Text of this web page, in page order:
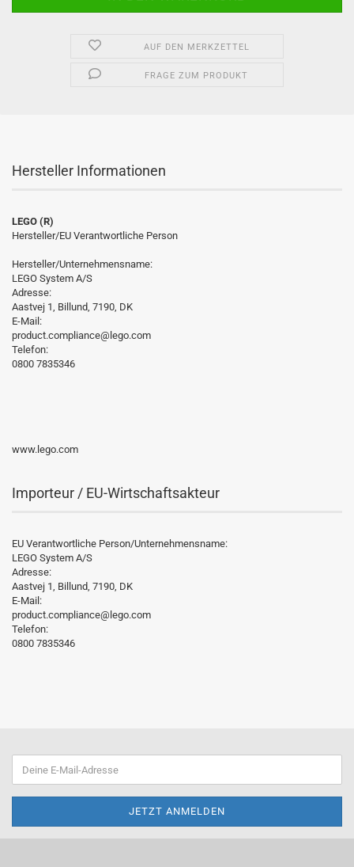
AUF DEN MERKZETTEL
FRAGE ZUM PRODUKT
Hersteller Informationen
LEGO (R)
Hersteller/EU Verantwortliche Person
Hersteller/Unternehmensname:
LEGO System A/S
Adresse:
Aastvej 1, Billund, 7190, DK
E-Mail:
product.compliance@lego.com
Telefon:
0800 7835346
www.lego.com
Importeur / EU-Wirtschaftsakteur
EU Verantwortliche Person/Unternehmensname:
LEGO System A/S
Adresse:
Aastvej 1, Billund, 7190, DK
E-Mail:
product.compliance@lego.com
Telefon:
0800 7835346